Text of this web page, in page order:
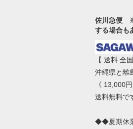
佐川急便 ※
する場合も
【 送料 全
沖縄県と離
《 13,000
送料無料で
◆◆夏期休